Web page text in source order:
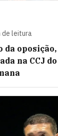
de leitura
da
na CCJ